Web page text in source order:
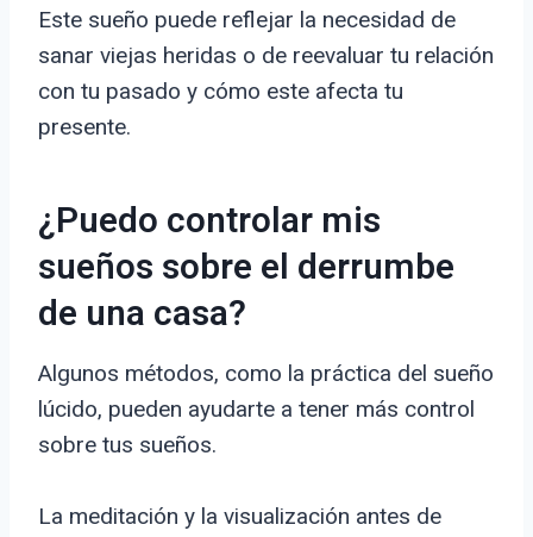
Este sueño puede reflejar la necesidad de
sanar viejas heridas o de reevaluar tu relación
con tu pasado y cómo este afecta tu
presente.
¿Puedo controlar mis
sueños sobre el derrumbe
de una casa?
Algunos métodos, como la práctica del sueño
lúcido, pueden ayudarte a tener más control
sobre tus sueños.
La meditación y la visualización antes de